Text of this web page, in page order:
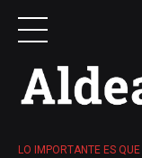
LO IMPORTANTE ES